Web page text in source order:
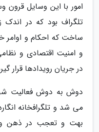
امور با این وسایل
تلگراف بود که در اندک
ساخت که احکام و اوامر
و امنیت اقتصادی و
در جریان رویدادها قرار
دوش به دوش فعالیت
می شد و تلگرافخانه
بهت و تعجب در ذهن و